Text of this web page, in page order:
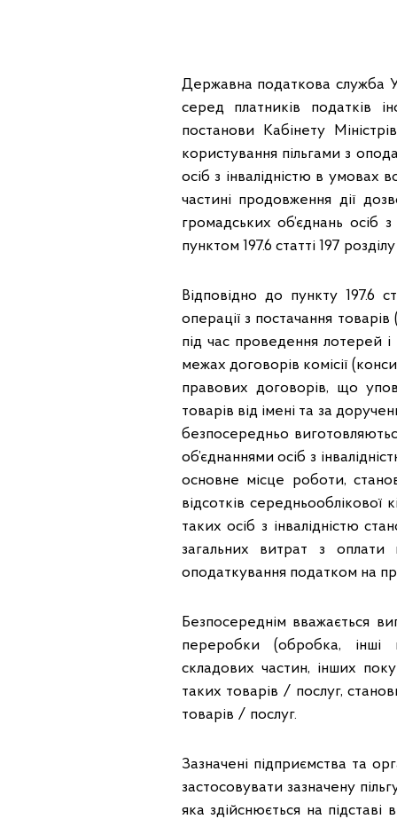
Державна податкова служба
серед платників податків
постанови Кабінету
користування пільгами з
осіб з інвалідністю в умовах
частині продовження дії
громадських об’єднань осіб
пунктом 197.6 статті 197
Відповідно до пункту 197.6
операції з постачання
під час проведення лотерей
межах договорів комісії
правових договорів, що
товарів від імені та за
безпосередньо
об’єднаннями осіб з
основне місце роботи,
відсотків
таких осіб з інвалідністю
загальних витрат з
оподаткування податком на
Безпосереднім вважається
переробки (обробка, інші
складових частин, інших
таких товарів / послуг,
товарів / послуг.
Зазначені підприємства та
застосовувати зазначену
яка здійснюється на